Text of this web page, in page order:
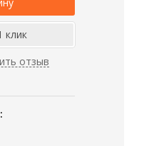
отзыв